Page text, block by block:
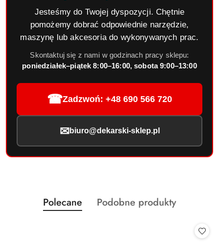
Jesteśmy do Twojej dyspozycji. Chętnie
pomożemy dobrać odpowiednie narzędzie,
maszynę lub akcesoria do wykonywanych prac.
Skontaktuj się z nami w godzinach pracy sklepu:
poniedziałek–piątek 8:00–16:00, sobota 9:00–13:00
☎Zadzwoń: +48 690 566 720
✉ biuro@dekarski-sklep.pl
Pomiń karuzelę produktów
Produkty
o
Polecane
Produkty
Podobne produkty